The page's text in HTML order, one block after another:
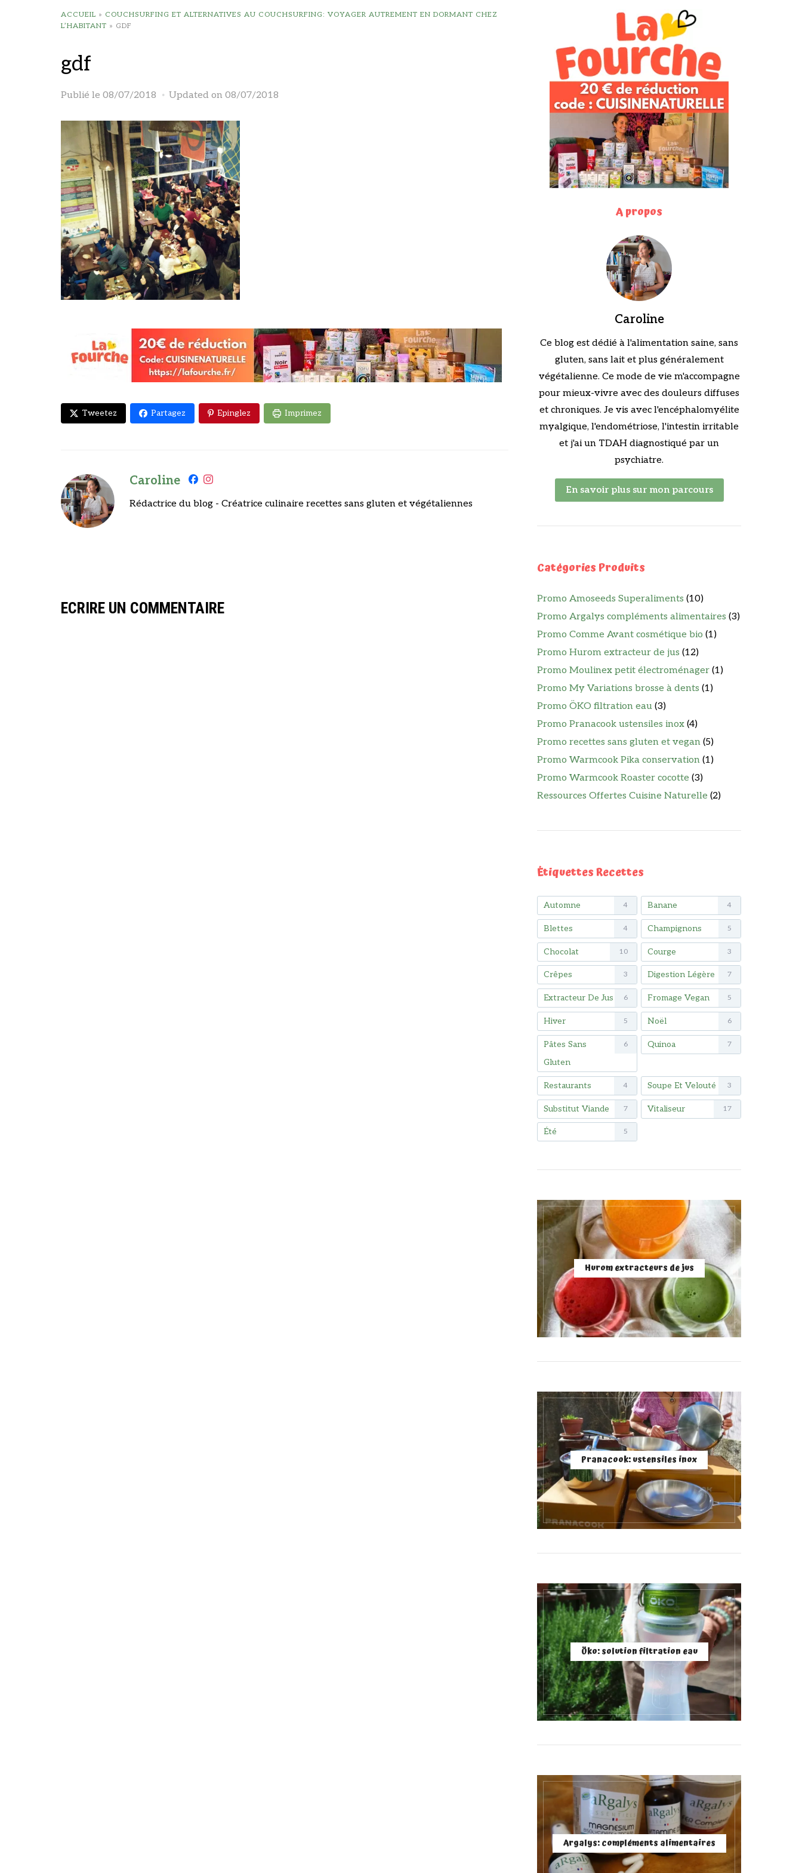
ACCUEIL » COUCHSURFING ET ALTERNATIVES AU COUCHSURFING: VOYAGER AUTREMENT EN DORMANT CHEZ
L’HABITANT » GDF
gdf
Publié le 08/07/2018 Updated on 08/07/2018
Tweetez Partagez Epinglez Imprimez
Caroline
Rédactrice du blog - Créatrice culinaire recettes sans gluten et végétaliennes
ECRIRE UN COMMENTAIRE
A propos
Caroline
Ce blog est dédié à l'alimentation saine, sans
gluten, sans lait et plus généralement
végétalienne. Ce mode de vie m'accompagne
pour mieux-vivre avec des douleurs diffuses
et chroniques. Je vis avec l'encéphalomyélite
myalgique, l'endométriose, l'intestin irritable
et j'ai un TDAH diagnostiqué par un
psychiatre.
En savoir plus sur mon parcours
Catégories Produits
Promo Amoseeds Superaliments (10)
Promo Argalys compléments alimentaires (3)
Promo Comme Avant cosmétique bio (1)
Promo Hurom extracteur de jus (12)
Promo Moulinex petit électroménager (1)
Promo My Variations brosse à dents (1)
Promo ÖKO filtration eau (3)
Promo Pranacook ustensiles inox (4)
Promo recettes sans gluten et vegan (5)
Promo Warmcook Pika conservation (1)
Promo Warmcook Roaster cocotte (3)
Ressources Offertes Cuisine Naturelle (2)
Étiquettes Recettes
Automne 4 Banane 4
Blettes 4 Champignons 5
Chocolat 10 Courge 3
Crêpes 3 Digestion Légère 7
Extracteur De Jus 6 Fromage Vegan 5
Hiver 5 Noël 6
Pâtes Sans
Gluten
6 Quinoa 7
Restaurants 4 Soupe Et Velouté 3
Substitut Viande 7 Vitaliseur 17
Été 5
Hurom extracteurs de jus
Pranacook: ustensiles inox
Öko: solution filtration eau
Argalys: compléments alimentaires